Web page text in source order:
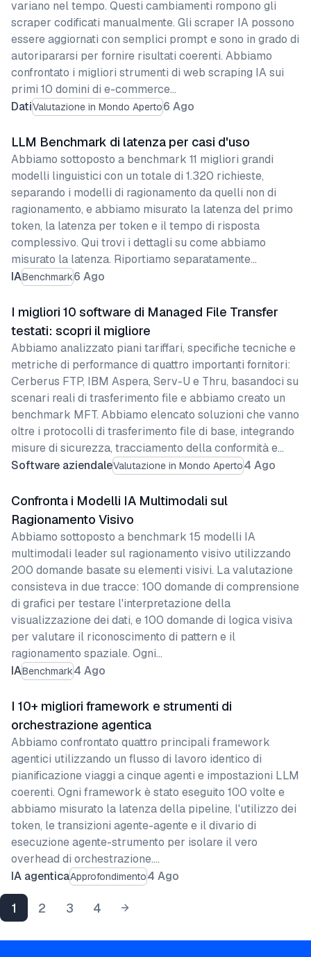
DatiValutazione in Mondo Aperto6 Ago
variano nel tempo. Questi cambiamenti rompono gli
scraper codificati manualmente. Gli scraper IA possono
essere aggiornati con semplici prompt e sono in grado di
autoripararsi per fornire risultati coerenti. Abbiamo
confrontato i migliori strumenti di web scraping IA sui
primi 10 domini di e-commerce…
IABenchmark6 Ago
LLM Benchmark di latenza per casi d'uso
Abbiamo sottoposto a benchmark 11 migliori grandi
modelli linguistici con un totale di 1.320 richieste,
separando i modelli di ragionamento da quelli non di
ragionamento, e abbiamo misurato la latenza del primo
token, la latenza per token e il tempo di risposta
complessivo. Qui trovi i dettagli su come abbiamo
misurato la latenza. Riportiamo separatamente…
Software aziendaleValutazione in Mondo Aperto4 Ago
I migliori 10 software di Managed File Transfer
testati: scopri il migliore
Abbiamo analizzato piani tariffari, specifiche tecniche e
metriche di performance di quattro importanti fornitori:
Cerberus FTP, IBM Aspera, Serv-U e Thru, basandoci su
scenari reali di trasferimento file e abbiamo creato un
benchmark MFT. Abbiamo elencato soluzioni che vanno
oltre i protocolli di trasferimento file di base, integrando
misure di sicurezza, tracciamento della conformità e…
IABenchmark4 Ago
Confronta i Modelli IA Multimodali sul
Ragionamento Visivo
Abbiamo sottoposto a benchmark 15 modelli IA
multimodali leader sul ragionamento visivo utilizzando
200 domande basate su elementi visivi. La valutazione
consisteva in due tracce: 100 domande di comprensione
di grafici per testare l'interpretazione della
visualizzazione dei dati, e 100 domande di logica visiva
per valutare il riconoscimento di pattern e il
ragionamento spaziale. Ogni…
IA agenticaApprofondimento4 Ago
I 10+ migliori framework e strumenti di
orchestrazione agentica
Abbiamo confrontato quattro principali framework
agentici utilizzando un flusso di lavoro identico di
pianificazione viaggi a cinque agenti e impostazioni LLM
coerenti. Ogni framework è stato eseguito 100 volte e
abbiamo misurato la latenza della pipeline, l'utilizzo dei
token, le transizioni agente-agente e il divario di
esecuzione agente-strumento per isolare il vero
overhead di orchestrazione.…
1 2 3 4